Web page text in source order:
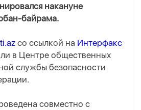
накануне
байрама.
со ссылкой на Интерфакс
в Центре общественных
службы безопасности
совместно с